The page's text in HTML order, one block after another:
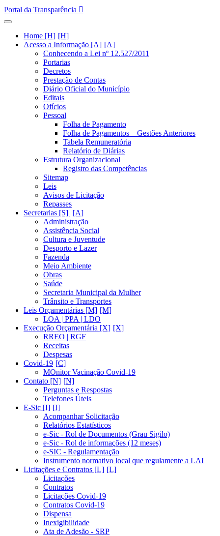
Portal da Transparência
Home [H]
Acesso a Informação [A]
Conhecendo a Lei nº 12.527/2011
Portarias
Decretos
Prestação de Contas
Diário Oficial do Município
Editais
Ofícios
Pessoal
Folha de Pagamento
Folha de Pagamentos – Gestões Anteriores
Tabela Remuneratória
Relatório de Diárias
Estrutura Organizacional
Registro das Competências
Sitemap
Leis
Avisos de Licitação
Repasses
Secretarias [S]
Administração
Assistência Social
Cultura e Juventude
Desporto e Lazer
Fazenda
Meio Ambiente
Obras
Saúde
Secretaria Municipal da Mulher
Trânsito e Transportes
Leis Orçamentárias [M]
LOA | PPA | LDO
Execução Orçamentária [X]
RREO | RGF
Receitas
Despesas
Covid-19
MOnitor Vacinação Covid-19
Contato [N]
Perguntas e Respostas
Telefones Úteis
E-Sic [I]
Acompanhar Solicitação
Relatórios Estatísticos
e-Sic - Rol de Documentos (Grau Sigilo)
e-Sic - Rol de informações (12 meses)
e-SIC - Regulamentação
Instrumento normativo local que regulamente a LAI
Licitações e Contratos [L]
Licitações
Contratos
Licitações Covid-19
Contratos Covid-19
Dispensa
Inexigibilidade
Ata de Adesão - SRP